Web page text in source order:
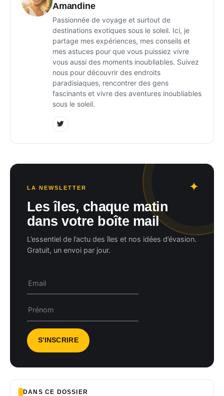
Amandine
Passionnée de voyage et surtout de
destinations exotiques sous le soleil. Ici, je
partage mes expériences, mes conseils et
mes astuces pour que vous puissiez vivre
vous aussi des moments inoubliables. Suivez
nous pour découvrir des endroits
paradisiaques, rencontrer des gens
fascinants et vivre des aventures inoubliables
sous le soleil.
LA NEWSLETTER
Les îles, chaque matin
dans votre boîte mail
L’essentiel de l’actu des îles et nos idées d’évasion.
Gratuit, un envoi par jour.
DANS CE DOSSIER